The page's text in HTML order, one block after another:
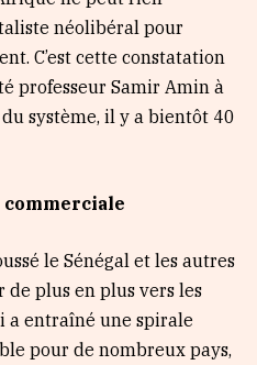
néolibéral pour
C’est cette constatation
professeur Samir Amin à
système, il y a bientôt 40
commerciale
le Sénégal et les autres
de plus en plus vers les
a entraîné une spirale
pour de nombreux pays,